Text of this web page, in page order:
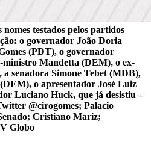
testados pelos partidos
o governador João Doria
(PDT), o governador
Mandetta (DEM), o ex-
senadora Simone Tebet (MDB),
o apresentador José Luiz
Luciano Huck, que já desistiu –
@cirogomes; Palacio
Cristiano Mariz;
Globo